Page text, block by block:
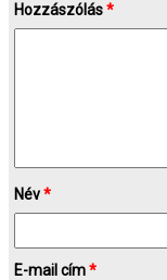
Hozzászólás*
Név*
E-mail cím*